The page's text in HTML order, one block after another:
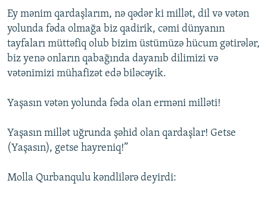
Ey mənim qardaşlarım, nə qədər ki millət, dil və vətən
yolunda fəda olmağa biz qadirik, cəmi dünyanın
tayfaları müttəfiq olub bizim üstümüzə hücum gətirələr,
biz yenə onların qabağında dayanıb dilimizi və
vətənimizi mühafizət edə biləcəyik.
Yaşasın vətən yolunda fəda olan erməni milləti!
Yaşasın millət uğrunda şəhid olan qardaşlar! Getse
(Yaşasın), getse hayreniq!”
Molla Qurbanqulu kəndlilərə deyirdi: